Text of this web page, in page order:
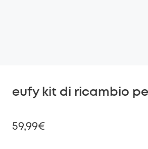
eufy kit di ricambio
59,99€